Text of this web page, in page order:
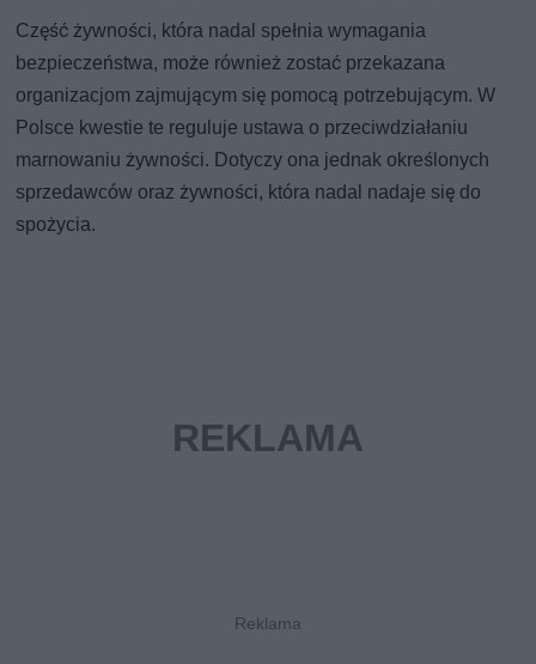
Część żywności, która nadal spełnia wymagania
bezpieczeństwa, może również zostać przekazana
organizacjom zajmującym się pomocą potrzebującym. W
Polsce kwestie te reguluje ustawa o przeciwdziałaniu
marnowaniu żywności. Dotyczy ona jednak określonych
sprzedawców oraz żywności, która nadal nadaje się do
spożycia.